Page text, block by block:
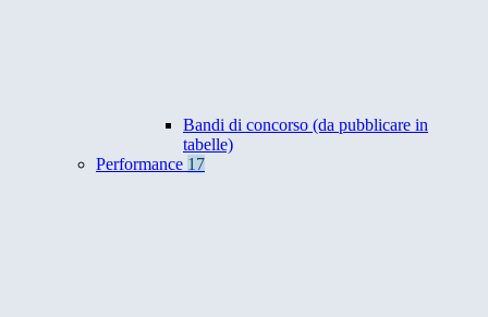
Bandi di concorso (da pubblicare in
tabelle)
Performance 17